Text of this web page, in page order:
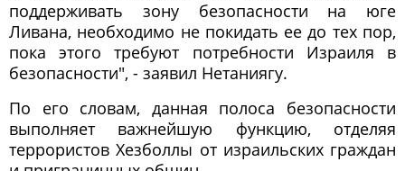
поддерживать зону безопасности на юге
Ливана, необходимо не покидать ее до тех пор,
пока этого требуют потребности Израиля в
безопасности", - заявил Нетаниягу.
По его словам, данная полоса безопасности
выполняет важнейшую функцию, отделяя
террористов Хезболлы от израильских граждан